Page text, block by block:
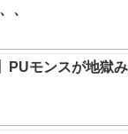
、
PUモンスが地獄